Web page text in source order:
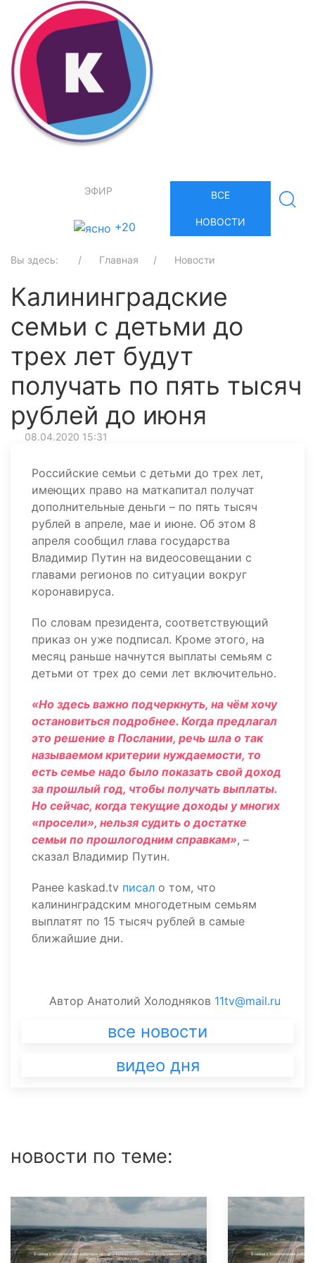
ЭФИР
+20
ВСЕ
НОВОСТИ
Вы здесь: Главная Новости
Калининградские
семьи с детьми до
трех лет будут
получать по пять тысяч
рублей до июня
08.04.2020 15:31
Российские семьи с детьми до трех лет,
имеющих право на маткапитал получат
дополнительные деньги – по пять тысяч
рублей в апреле, мае и июне. Об этом 8
апреля сообщил глава государства
Владимир Путин на видеосовещании с
главами регионов по ситуации вокруг
коронавируса.
По словам президента, соответствующий
приказ он уже подписал. Кроме этого, на
месяц раньше начнутся выплаты семьям с
детьми от трех до семи лет включительно.
«Но здесь важно подчеркнуть, на чём хочу
остановиться подробнее. Когда предлагал
это решение в Послании, речь шла о так
называемом критерии нуждаемости, то
есть семье надо было показать свой доход
за прошлый год, чтобы получать выплаты.
Но сейчас, когда текущие доходы у многих
«просели», нельзя судить о достатке
семьи по прошлогодним справкам», –
сказал Владимир Путин.
Ранее kaskad.tv писал о том, что
калининградским многодетным семьям
выплатят по 15 тысяч рублей в самые
ближайшие дни.
Автор Анатолий Холодняков 11tv@mail.ru
все новости
видео дня
новости по теме: